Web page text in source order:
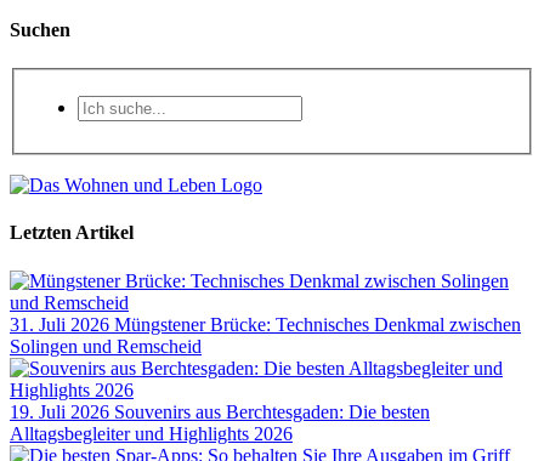
Suchen
Letzten Artikel
31. Juli 2026 Müngstener Brücke: Technisches Denkmal zwischen
Solingen und Remscheid
19. Juli 2026 Souvenirs aus Berchtesgaden: Die besten
Alltagsbegleiter und Highlights 2026